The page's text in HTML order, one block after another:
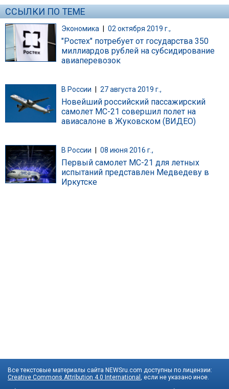
ССЫЛКИ ПО ТЕМЕ
Экономика | 02 октября 2019 г.,
"Ростех" потребует от государства 350
миллиардов рублей на субсидирование
авиаперевозок
В России 27 августа 2019 г.,
Новейший российский пассажирский
самолет MC-21 совершил полет на
авиасалоне в Жуковском (ВИДЕО)
В России 08 июня 2016 г.,
Первый самолет МС-21 для летных
испытаний представлен Медведеву в
Иркутске
Все текстовые материалы сайта NEWSru.com доступны по лицензии:
Creative Commons Attribution 4.0 International , если не указано иное.